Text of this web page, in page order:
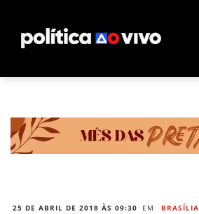
25 DE ABRIL DE 2018 ÀS 09:30 EM BRASÍLIA